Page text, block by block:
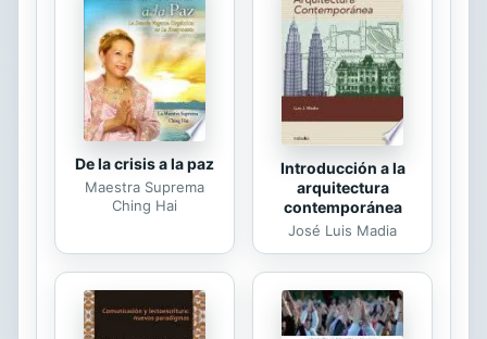
De la crisis a la paz
Maestra Suprema
Ching Hai
Introducción a la
arquitectura
contemporánea
José Luis Madia